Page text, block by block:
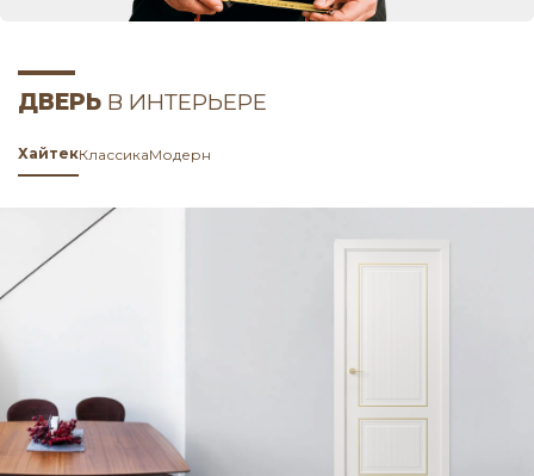
ДВЕРЬ В ИНТЕРЬЕРЕ
ХайтекКлассикаМодерн